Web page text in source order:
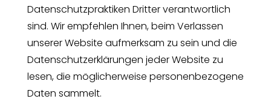
Datenschutzpraktiken Dritter verantwortlich
sind. Wir empfehlen Ihnen, beim Verlassen
unserer Website aufmerksam zu sein und die
Datenschutzerklärungen jeder Website zu
lesen, die möglicherweise personenbezogene
Daten sammelt.